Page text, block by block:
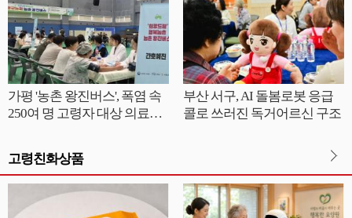
가평 '농촌 왕진버스', 폭염 속
250여 명 고령자 대상 의료서
부산 서구, AI 돌봄로봇 응급
콜로 쓰러진 독거어르신 구조
고령친화상품